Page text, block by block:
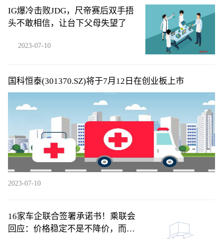
IG爆冷击败JDG，尺帝赛后双手捂
头不敢相信，让台下父母失望了
2023-07-10
国科恒泰(301370.SZ)将于7月12日在创业板上市
2023-07-10
16家车企联合签署承诺书！乘联会
回应：价格稳定不是不降价，而